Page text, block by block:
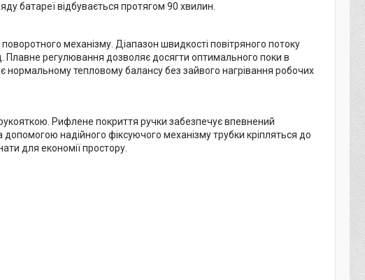
батареї відбувається протягом 90 хвилин.
механізму. Діапазон швидкості повітряного потоку
Плавне регулювання дозволяє досягти оптимального поки в
нормальному тепловому балансу без зайвого нагрівання робочих
Рифлене покриття ручки забезпечує впевнений
надійного фіксуючого механізму трубки кріпляться до
для економії простору.